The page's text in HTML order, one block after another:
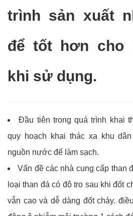
trình sản xuất
để tốt hơn cho
khi sử dụng.
Đầu tiên trong quá trình khai
quy hoạch khai thác xa khu
nguồn nước để làm sạch.
Vấn đề các nhà cung cấp than
loại than đá có độ tro sau khi đốt
vẫn cao và dễ dàng đốt cháy.